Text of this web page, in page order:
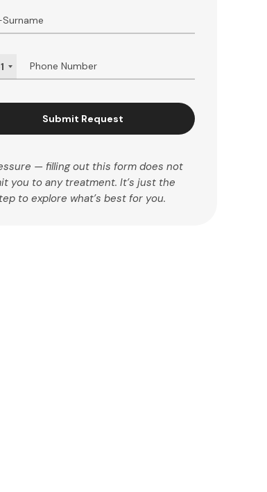
Submit Request
— filling out this form does not
you to any treatment. It’s just the
to explore what’s best for you.